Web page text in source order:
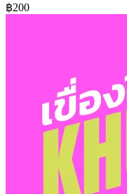
฿200